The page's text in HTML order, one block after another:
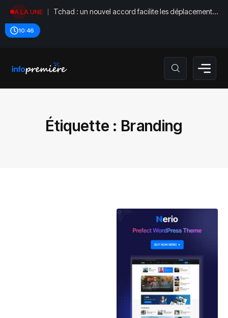
A LA UNE
Tchad : un nouvel accord facilite les déplacements
10:46
Étiquette : Branding